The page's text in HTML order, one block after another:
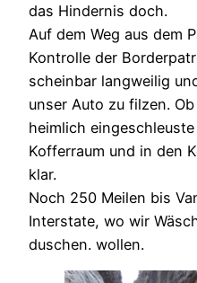
das Hindernis doch.
Auf dem Weg aus dem
Kontrolle der
scheinbar langweilig
unser Auto zu filzen.
heimlich
Kofferraum und in den
klar.
Noch 250 Meilen bis
Interstate, wo wir
duschen. wollen.